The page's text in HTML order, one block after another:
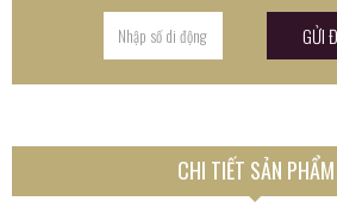
CHI TIẾT SẢN PHẨM